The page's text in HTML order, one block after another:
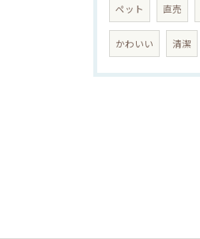
ペット 直売
かわいい 清潔